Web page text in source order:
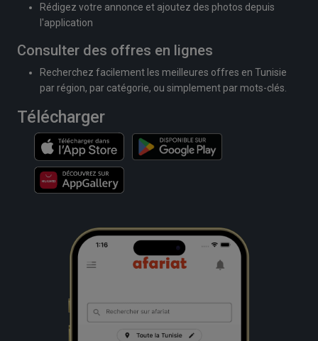
Rédigez votre annonce et ajoutez des photos depuis
l'application
Consulter des offres en lignes
Recherchez facilement les meilleures offres en Tunisie
par région, par catégorie, ou simplement par mots-clés.
Télécharger